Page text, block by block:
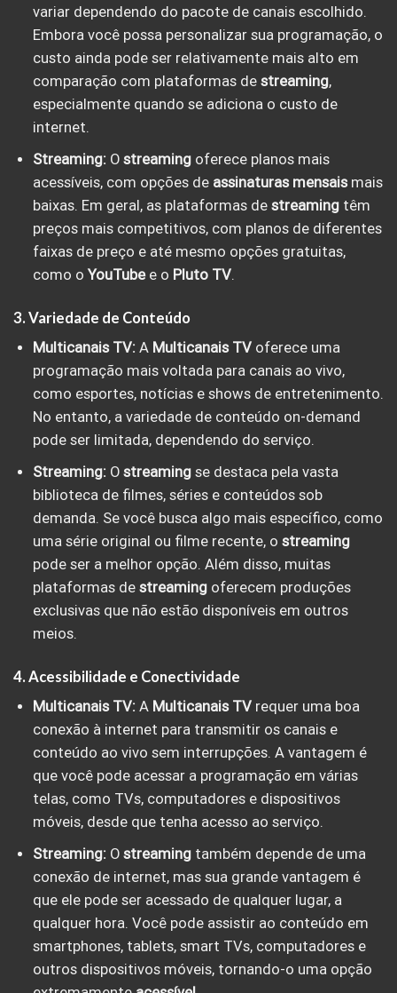
variar dependendo do pacote de canais escolhido.
Embora você possa personalizar sua programação, o
custo ainda pode ser relativamente mais alto em
comparação com plataformas de streaming,
especialmente quando se adiciona o custo de
internet.
Streaming: O streamingoferece planos mais
acessíveis, com opções de assinaturas mensaismais
baixas. Em geral, as plataformas de streamingtêm
preços mais competitivos, com planos de diferentes
faixas de preço e até mesmo opções gratuitas,
como o YouTubee o Pluto TV.
3. Variedade de Conteúdo
Multicanais TV: A Multicanais TVoferece uma
programação mais voltada para canais ao vivo,
como esportes, notícias e shows de entretenimento.
No entanto, a variedade de conteúdo on-demand
pode ser limitada, dependendo do serviço.
Streaming: O streamingse destaca pela vasta
biblioteca de filmes, séries e conteúdos sob
demanda. Se você busca algo mais específico, como
uma série original ou filme recente, o streaming
pode ser a melhor opção. Além disso, muitas
plataformas de streamingoferecem produções
exclusivas que não estão disponíveis em outros
meios.
4. Acessibilidade e Conectividade
Multicanais TV: A Multicanais TVrequer uma boa
conexão à internet para transmitir os canais e
conteúdo ao vivo sem interrupções. A vantagem é
que você pode acessar a programação em várias
telas, como TVs, computadores e dispositivos
móveis, desde que tenha acesso ao serviço.
Streaming: O streamingtambém depende de uma
conexão de internet, mas sua grande vantagem é
que ele pode ser acessado de qualquer lugar, a
qualquer hora. Você pode assistir ao conteúdo em
smartphones, tablets, smart TVs, computadores e
outros dispositivos móveis, tornando-o uma opção